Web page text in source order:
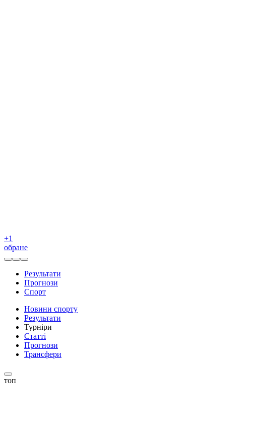
+1
обране
Результати
Прогнози
Спорт
Новини спорту
Результати
Турніри
Статті
Прогнози
Трансфери
топ